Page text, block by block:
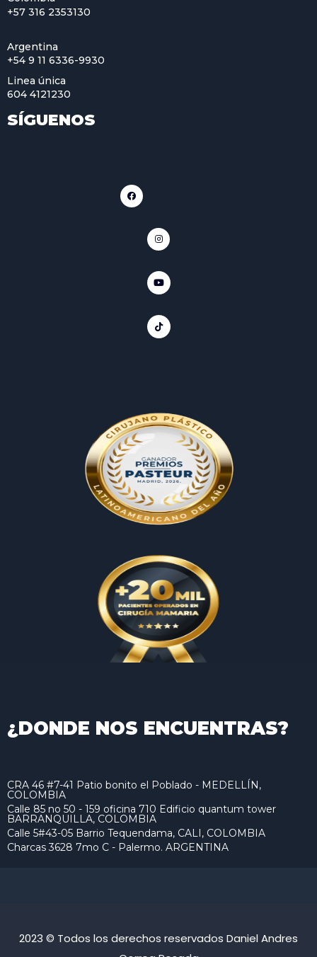
+57 316 2353130
Argentina
+54 9 11 6336-9930
Linea única
604 4121230
SÍGUENOS
¿DONDE NOS ENCUENTRAS?
CRA 46 #7-41 Patio bonito el Poblado - MEDELLÍN,
COLOMBIA
Calle 85 no 50 - 159 oficina 710 Edificio quantum tower
BARRANQUILLA, COLOMBIA
Calle 5#43-05 Barrio Tequendama, CALI, COLOMBIA
Charcas 3628 7mo C - Palermo. ARGENTINA
2023 © Todos los derechos reservados Daniel Andres